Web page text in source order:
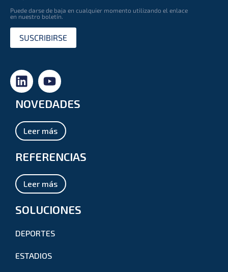
Puede darse de baja en cualquier momento utilizando el enlace
en nuestro boletín.
SUSCRIBIRSE
NOVEDADES
Leer más
REFERENCIAS
Leer más
SOLUCIONES
DEPORTES
ESTADIOS